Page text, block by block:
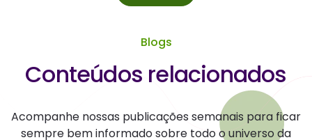
Blogs
Conteúdos relacionados
Acompanhe nossas publicações semanais para ficar
sempre bem informado sobre todo o universo da